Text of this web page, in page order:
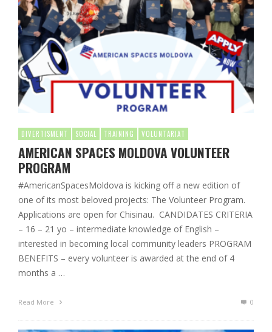
DIVERTISMENT SOCIAL TRAINING VOLUNTARIAT
AMERICAN SPACES MOLDOVA VOLUNTEER
PROGRAM
#AmericanSpacesMoldova is kicking off a new edition of
one of its most beloved projects: The Volunteer Program.
Applications are open for Chisinau. CANDIDATES CRITERIA
– 16 – 21 yo – intermediate knowledge of English –
interested in becoming local community leaders PROGRAM
BENEFITS – every volunteer is awarded at the end of 4
months a …
Read More 0